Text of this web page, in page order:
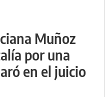
Muñoz
por una
en el juicio